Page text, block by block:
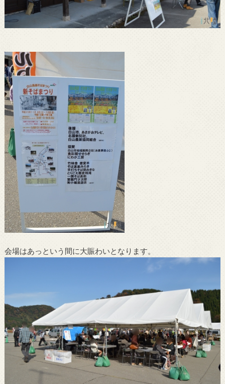
会場はあっという間に大賑わいとなります。